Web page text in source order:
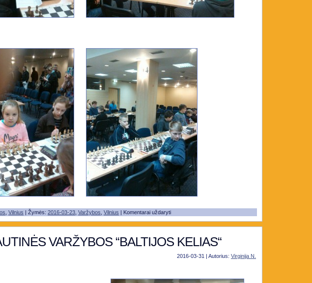
Vilnius | Žymės: 2016-03-23 Varžybos Vilnius | Komentarai uždaryti
VARŽYBOS “BALTIJOS KELIAS“
2016-03-31 | Autorius: Virginija N.